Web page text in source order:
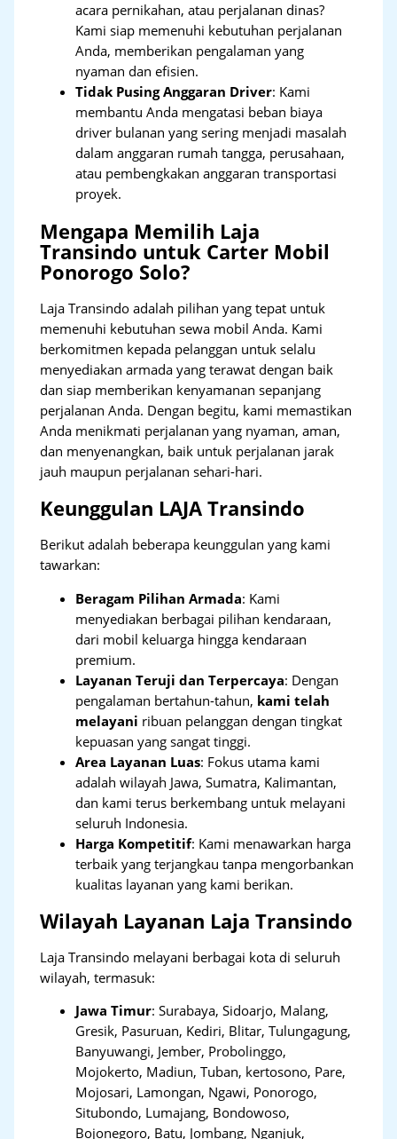
acara pernikahan, atau perjalanan dinas?
Kami siap memenuhi kebutuhan perjalanan
Anda, memberikan pengalaman yang
nyaman dan efisien.
Tidak Pusing Anggaran Driver: Kami
membantu Anda mengatasi beban biaya
driver bulanan yang sering menjadi masalah
dalam anggaran rumah tangga, perusahaan,
atau pembengkakan anggaran transportasi
proyek.
Mengapa Memilih Laja
Transindo untuk Carter Mobil
Ponorogo Solo?
Laja Transindo adalah pilihan yang tepat untuk
memenuhi kebutuhan sewa mobil Anda. Kami
berkomitmen kepada pelanggan untuk selalu
menyediakan armada yang terawat dengan baik
dan siap memberikan kenyamanan sepanjang
perjalanan Anda. Dengan begitu, kami memastikan
Anda menikmati perjalanan yang nyaman, aman,
dan menyenangkan, baik untuk perjalanan jarak
jauh maupun perjalanan sehari-hari.
Keunggulan LAJA Transindo
Berikut adalah beberapa keunggulan yang kami
tawarkan:
Beragam Pilihan Armada: Kami
menyediakan berbagai pilihan kendaraan,
dari mobil keluarga hingga kendaraan
premium.
Layanan Teruji dan Terpercaya: Dengan
pengalaman bertahun-tahun, kami telah
melayani ribuan pelanggan dengan tingkat
kepuasan yang sangat tinggi.
Area Layanan Luas: Fokus utama kami
adalah wilayah Jawa, Sumatra, Kalimantan,
dan kami terus berkembang untuk melayani
seluruh Indonesia.
Harga Kompetitif: Kami menawarkan harga
terbaik yang terjangkau tanpa mengorbankan
kualitas layanan yang kami berikan.
Wilayah Layanan Laja Transindo
Laja Transindo melayani berbagai kota di seluruh
wilayah, termasuk:
Jawa Timur:Surabaya, Sidoarjo, Malang,
Gresik, Pasuruan, Kediri, Blitar, Tulungagung,
Banyuwangi, Jember, Probolinggo,
Mojokerto, Madiun, Tuban, kertosono, Pare,
Mojosari, Lamongan, Ngawi, Ponorogo,
Situbondo, Lumajang, Bondowoso,
Bojonegoro, Batu, Jombang, Nganjuk,